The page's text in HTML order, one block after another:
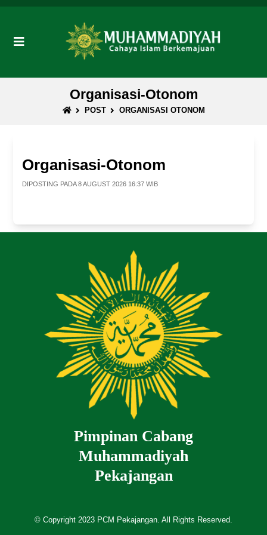
Organisasi-Otonom
POST ORGANISASI OTONOM
Organisasi-Otonom
DIPOSTING PADA 8 AUGUST 2026 16:37 WIB
Pimpinan Cabang
Muhammadiyah
Pekajangan
© Copyright 2023 PCM Pekajangan. All Rights Reserved.